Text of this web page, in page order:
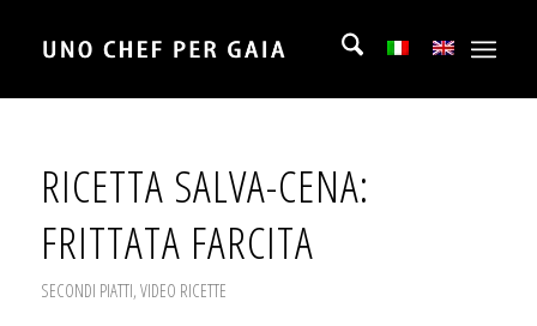
RICETTA SALVA-CENA:
FRITTATA FARCITA
SECONDI PIATTI, VIDEO RICETTE